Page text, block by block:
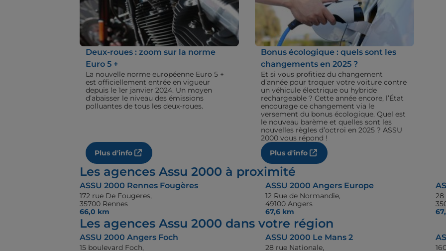
Deux-roues : zoom sur la norme
Euro 5 +
La nouvelle norme européenne Euro 5 +
est officiellement entrée en vigueur
depuis le 1er janvier 2024. Un moyen
d’abaisser le niveau des émissions
polluantes de tous les deux-roues.
Plus d'info
Bonus écologique : quels sont les
changements en 2025 ?
Et si vous profitiez du changement
d’année pour troquer votre voiture contre
un véhicule électrique ou hybride
rechargeable ? Cette année encore, l’État
encourage ce changement via le
versement du bonus écologique. Quel est
le nouveau barème et quelles sont les
nouvelles règles d’octroi en 2025 ? ASSU
2000 vous répond !
Plus d'info
Les agences Assu 2000 à proximité
ASSU 2000 Rennes Fougères
172 rue De Fougeres,
35700 Rennes
66,0 km
ASSU 2000 Angers Europe
12 Rue de Normandie,
49100 Angers
67,6 km
28
Les agences Assu 2000 dans votre région
ASSU 2000 Angers Foch
15 boulevard Foch,
ASSU 2000 Le Mans 2
28 rue Nationale,